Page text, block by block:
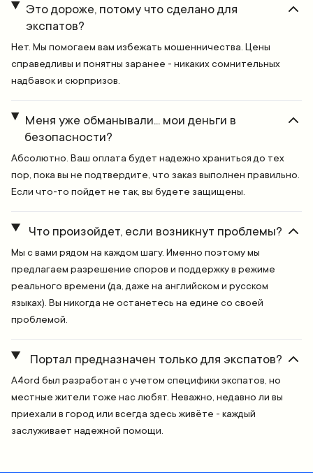
Это дороже, потому что сделано для
экспатов?
Нет. Мы помогаем вам избежать мошенничества. Цены
справедливы и понятны заранее - никаких сомнительных
надбавок и сюрпризов.
Меня уже обманывали... мои деньги в
безопасности?
Абсолютно. Ваш оплата будет надежно храниться до тех
пор, пока вы не подтвердите, что заказ выполнен правильно.
Если что-то пойдет не так, вы будете защищены.
Что произойдет, если возникнут проблемы?
Мы с вами рядом на каждом шагу. Именно поэтому мы
предлагаем разрешение споров и поддержку в режиме
реального времени (да, даже на английском и русском
языках). Вы никогда не останетесь на едине со своей
проблемой.
Портал предназначен только для экспатов?
A4ord был разработан с учетом специфики экспатов, но
местные жители тоже нас любят. Неважно, недавно ли вы
приехали в город или всегда здесь живёте - каждый
заслуживает надежной помощи.